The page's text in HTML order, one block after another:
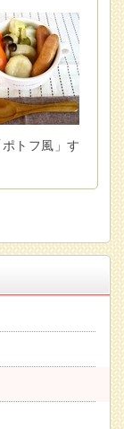
トフ風」す